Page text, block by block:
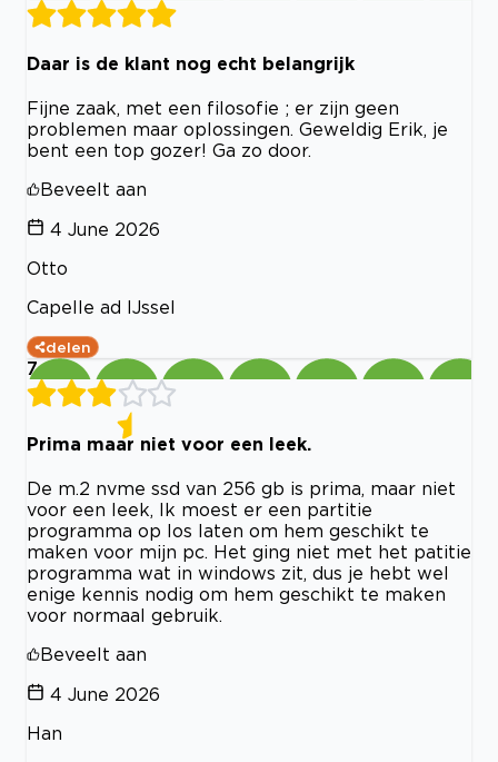
Daar is de klant nog echt belangrijk
Fijne zaak, met een filosofie ; er zijn geen
problemen maar oplossingen. Geweldig Erik, je
bent een top gozer! Ga zo door.
Beveelt aan
4 June 2026
Otto
Capelle ad IJssel
delen
7
Prima maar niet voor een leek.
De m.2 nvme ssd van 256 gb is prima, maar niet
voor een leek, Ik moest er een partitie
programma op los laten om hem geschikt te
maken voor mijn pc. Het ging niet met het patitie
programma wat in windows zit, dus je hebt wel
enige kennis nodig om hem geschikt te maken
voor normaal gebruik.
Beveelt aan
4 June 2026
Han